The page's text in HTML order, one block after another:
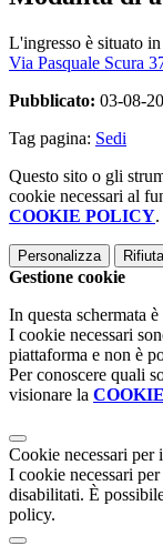
L'ingresso è situato in
Via Pasquale Scura
Pubblicato: 03-08-
Tag pagina: Sedi
Questo sito o gli
cookie necessari al
COOKIE POLICY.
Personalizza
Gestione cookie
In questa schermata
I cookie necessari
piattaforma e non è
Per conoscere quali
visionare la
Cookie necessari per
I cookie necessari
disabilitati. È
policy.